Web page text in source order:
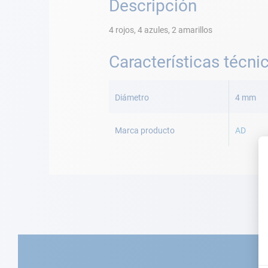
Descripción
4 rojos, 4 azules, 2 amarillos
Características
Información
Diámetro 4 mm
Marca producto AD